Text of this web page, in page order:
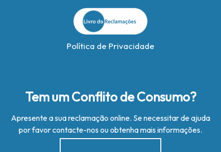
Política de Privacidade
Tem um Conflito de Consumo?
Apresente a sua reclamação online. Se necessitar de ajuda
por favor contacte-nos ou obtenha mais informações.